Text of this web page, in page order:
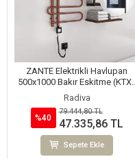
ZANTE Elektrikli Havlupan
500x1000 Bakır Eskitme (KTX4
Termostat) 200W Spiral Kablolu
Radiva
%40
79.444,80 TL
47.335,86 TL
Sepete Ekle